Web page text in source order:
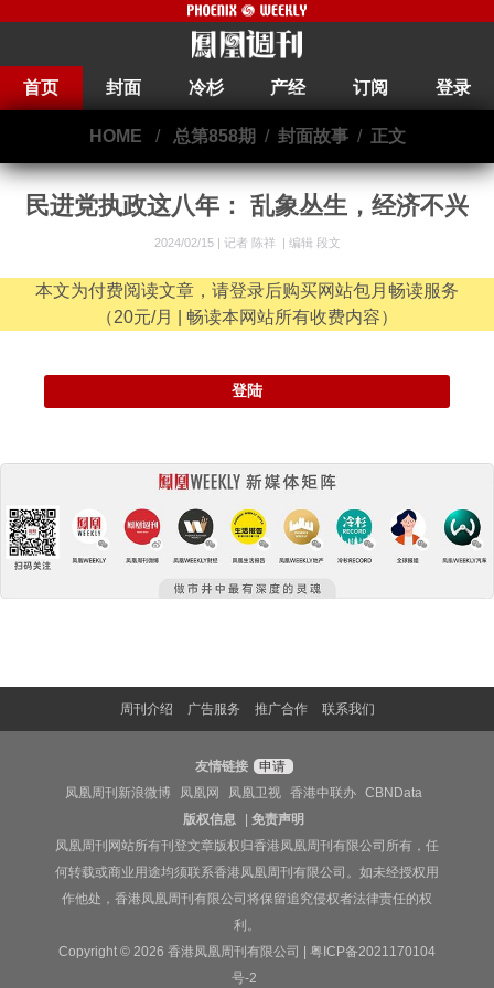
首页 封面 冷杉 产经 订阅 登录
HOME / 总第858期 / 封面故事/ 正文
民进党执政这八年： 乱象丛生，经济不兴
2024/02/15 | 记者 陈祥 编辑 段文
本文为付费阅读文章，请登录后购买网站包月畅读服务
（20元/月 | 畅读本网站所有收费内容）
登陆
周刊介绍 广告服务 推广合作 联系我们
友情链接
申请
凤凰周刊新浪微博
凤凰网 凤凰卫视 香港中联办
CBNData
版权信息
|免责声明
凤凰周刊网站所有刊登文章版权归香港凤凰周刊有限公司所有，任
何转载或商业用途均须联系香港凤凰周刊有限公司。如未经授权用
作他处，香港凤凰周刊有限公司将保留追究侵权者法律责任的权
利。
Copyright © 2026 香港凤凰周刊有限公司 | 粤ICP备2021170104
号-2